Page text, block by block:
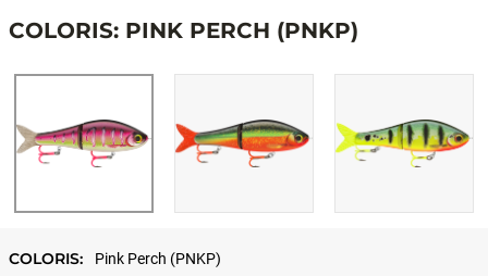
COLORIS: PINK PERCH (PNKP)
COLORIS: Pink Perch (PNKP)